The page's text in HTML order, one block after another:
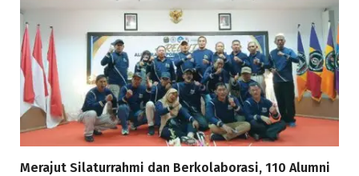
Merajut Silaturrahmi dan Berkolaborasi, 110 Alumni